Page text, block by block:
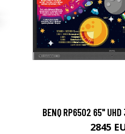
BENQ RP6502 65" UHD
2845